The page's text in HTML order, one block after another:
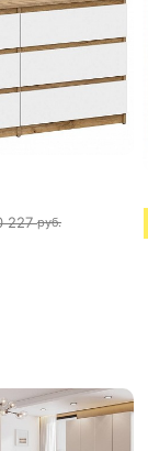
227 руб.